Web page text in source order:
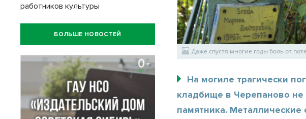
Даже спустя многие годы боль от
На могиле трагически
кладбище в Черепаново не
памятника. Металлические
работников культуры
БОЛЬШЕ НОВОСТЕЙ